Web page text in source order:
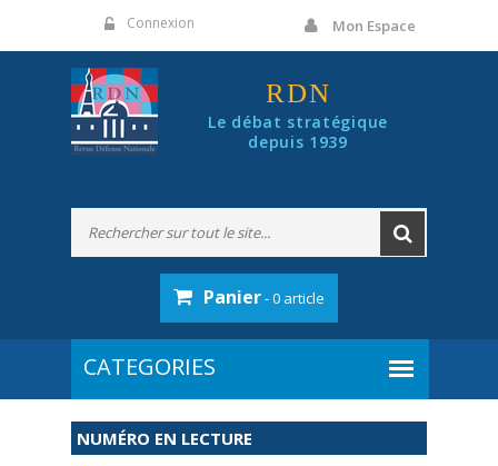
Connexion Mon Espace
RDN
Le débat stratégique
depuis 1939
Panier- 0 article
NUMÉRO EN LECTURE